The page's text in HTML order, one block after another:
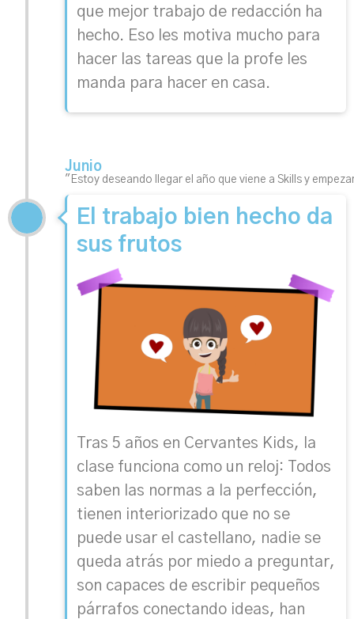
que mejor trabajo de redacción ha
hecho. Eso les motiva mucho para
hacer las tareas que la profe les
manda para hacer en casa.
Junio
"Estoy deseando llegar el año que viene a Skills y
El trabajo bien hecho da
sus frutos
Tras 5 años en Cervantes Kids, la
clase funciona como un reloj: Todos
saben las normas a la perfección,
tienen interiorizado que no se
puede usar el castellano, nadie se
queda atrás por miedo a preguntar,
son capaces de escribir pequeños
párrafos conectando ideas, han